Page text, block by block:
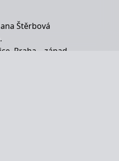
Štěrbová
Praha – západ